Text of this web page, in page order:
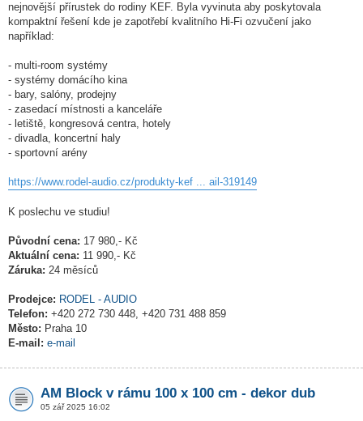
nejnovější přírustek do rodiny KEF. Byla vyvinuta aby poskytovala
kompaktní řešení kde je zapotřebí kvalitního Hi-Fi ozvučení jako
například:
- multi-room systémy
- systémy domácího kina
- bary, salóny, prodejny
- zasedací místnosti a kanceláře
- letiště, kongresová centra, hotely
- divadla, koncertní haly
- sportovní arény
https://www.rodel-audio.cz/produkty-kef ... ail-319149
K poslechu ve studiu!
Původní cena: 17 980,- Kč
Aktuální cena: 11 990,- Kč
Záruka: 24 měsíců
Prodejce: RODEL - AUDIO
Telefon: +420 272 730 448, +420 731 488 859
Město: Praha 10
E-mail: e-mail
AM Block v rámu 100 x 100 cm - dekor dub
05 zář 2025 16:02